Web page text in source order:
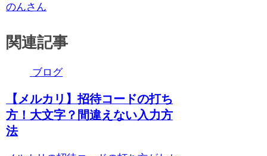
のんさん
関連記事
ブログ
【メルカリ】招待コードの打ち
方！大文字？間違えない入力方
法